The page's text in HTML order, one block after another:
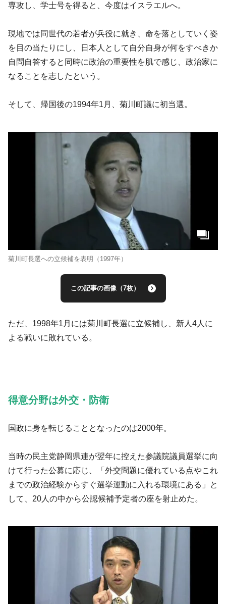
専攻し、学士号を得ると、今度はイスラエルへ。
現地では同世代の若者が兵役に就き、命を落としていく姿
を目の当たりにし、日本人として自分自身が何をすべきか
自問自答すると同時に政治の重要性を肌で感じ、政治家に
なることを志したという。
そして、帰国後の1994年1月、菊川町議に初当選。
菊川町長選への立候補を表明（1997年）
この記事の画像（7枚）
ただ、1998年1月には菊川町長選に立候補し、新人4人に
よる戦いに敗れている。
得意分野は外交・防衛
国政に身を転じることとなったのは2000年。
当時の民主党静岡県連が翌年に控えた参議院議員選挙に向
けて行った公募に応じ、「外交問題に優れている点やこれ
までの政治経験からすぐ選挙運動に入れる環境にある」と
して、20人の中から公認候補予定者の座を射止めた。